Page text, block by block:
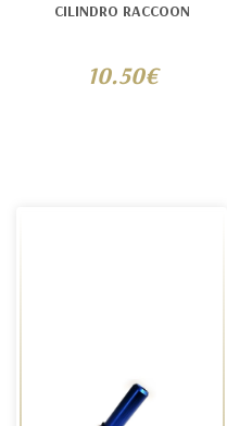
CILINDRO RACCOON
10.50€